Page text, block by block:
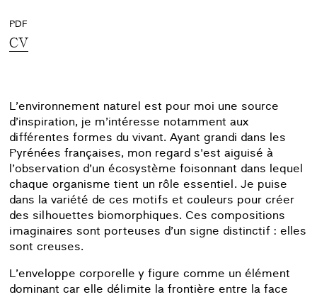
PDF
CV
L’environnement naturel est pour moi une source
d’inspiration, je m’intéresse notamment aux
différentes formes du vivant. Ayant grandi dans les
Pyrénées françaises, mon regard s'est aiguisé à
l’observation d’un écosystème foisonnant dans lequel
chaque organisme tient un rôle essentiel. Je puise
dans la variété de ces motifs et couleurs pour créer
des silhouettes biomorphiques. Ces compositions
imaginaires sont porteuses d’un signe distinctif : elles
sont creuses.
L’enveloppe corporelle y figure comme un élément
dominant car elle délimite la frontière entre la face